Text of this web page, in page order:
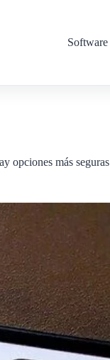
Software
opciones más seguras